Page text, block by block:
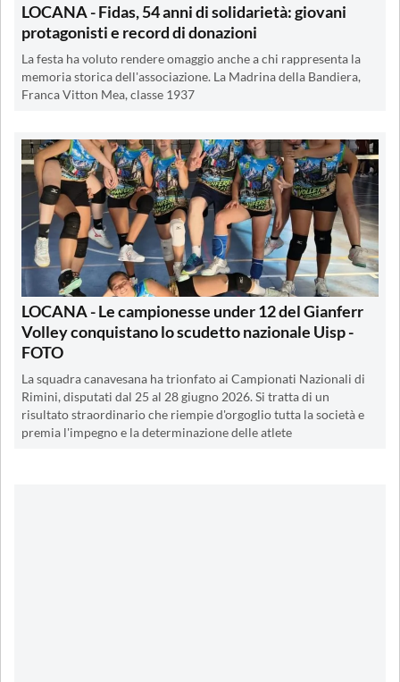
LOCANA - Fidas, 54 anni di solidarietà: giovani
protagonisti e record di donazioni
La festa ha voluto rendere omaggio anche a chi rappresenta la
memoria storica dell'associazione. La Madrina della Bandiera,
Franca Vitton Mea, classe 1937
LOCANA - Le campionesse under 12 del Gianferr
Volley conquistano lo scudetto nazionale Uisp -
FOTO
La squadra canavesana ha trionfato ai Campionati Nazionali di
Rimini, disputati dal 25 al 28 giugno 2026. Si tratta di un
risultato straordinario che riempie d'orgoglio tutta la società e
premia l'impegno e la determinazione delle atlete